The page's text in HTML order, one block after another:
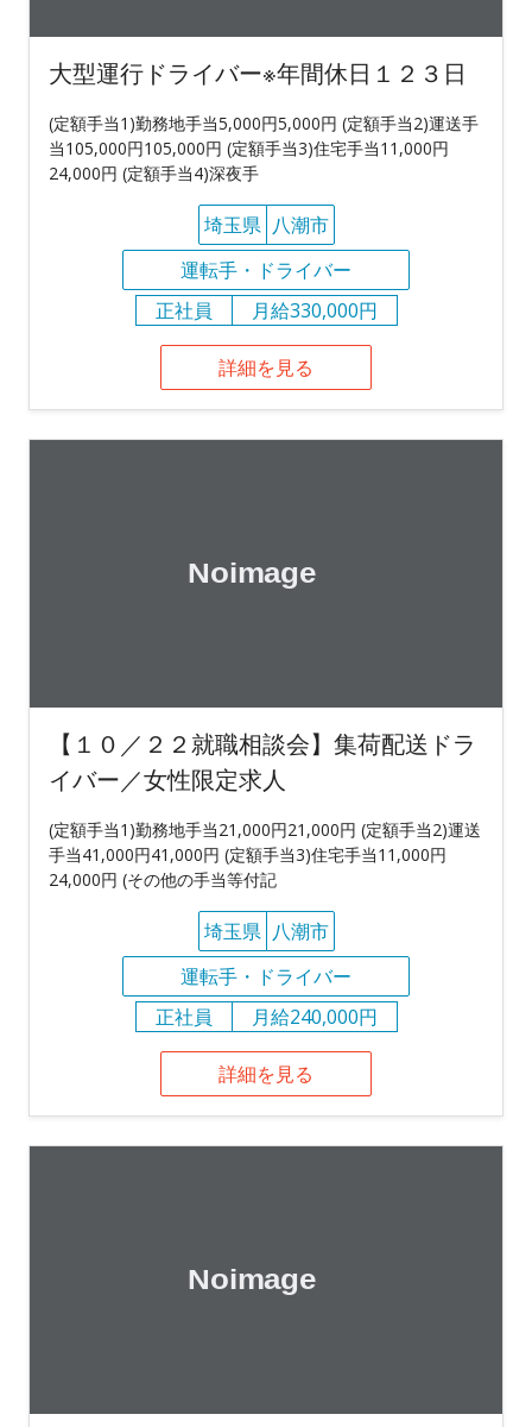
大型運行ドライバー※年間休日１２３日
(定額手当1)勤務地手当5,000円5,000円 (定額手当2)運送手
当105,000円105,000円 (定額手当3)住宅手当11,000円
24,000円 (定額手当4)深夜手
埼玉県 八潮市
運転手・ドライバー
正社員
月給330,000円
詳細を見る
【１０／２２就職相談会】集荷配送ドラ
イバー／女性限定求人
(定額手当1)勤務地手当21,000円21,000円 (定額手当2)運送
手当41,000円41,000円 (定額手当3)住宅手当11,000円
24,000円 (その他の手当等付記
埼玉県 八潮市
運転手・ドライバー
正社員
月給240,000円
詳細を見る